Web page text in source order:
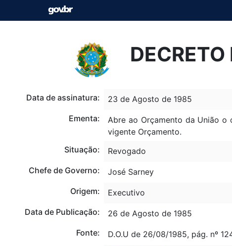
Data de assinatura:
23 de Agosto de 1985
Ementa:
Abre ao Orçamento da União
vigente Orçamento.
Situação:
Revogado
Chefe de Governo:
José Sarney
Origem:
Executivo
Data de Publicação:
26 de Agosto de 1985
Fonte:
D.O.U de 26/08/1985, pág. nº